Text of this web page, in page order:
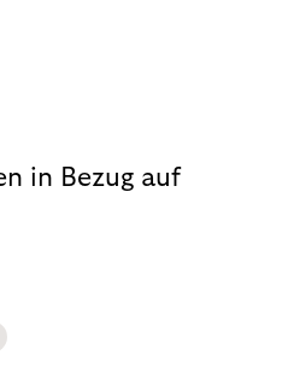
in Bezug auf